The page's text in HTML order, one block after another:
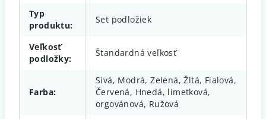
Typ
produktu:
Set podložiek
Veľkosť
podložky:
Štandardná veľkosť
Farba:
Sivá, Modrá, Zelená, Žltá, Fialová,
Červená, Hnedá, limetková,
orgovánová, Ružová